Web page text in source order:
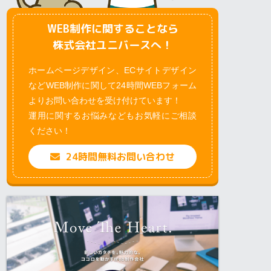
WEB制作に関することなら
株式会社ユニバースへ！
ホームページデザイン、ECサイトデザイン
などWEB制作に関して24時間WEBフォーム
よりお問い合わせを受け付けています！
運用に関するお悩みなどもお気軽にご相談
ください！
24時間無料お問い合わせ